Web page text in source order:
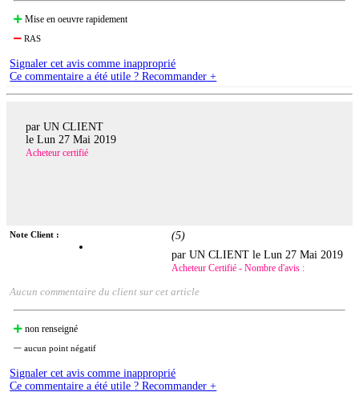
Mise en oeuvre rapidement
RAS
Signaler cet avis comme inapproprié
Ce commentaire a été utile ? Recommander +
par UN CLIENT
le Lun 27 Mai 2019
Acheteur certifié
Note Client : (5)
par UN CLIENT leLun 27 Mai 2019
Acheteur Certifié - Nombre d'avis :
Aucun commentaire du client sur cet article
non renseigné
aucun point négatif
Signaler cet avis comme inapproprié
Ce commentaire a été utile ? Recommander +